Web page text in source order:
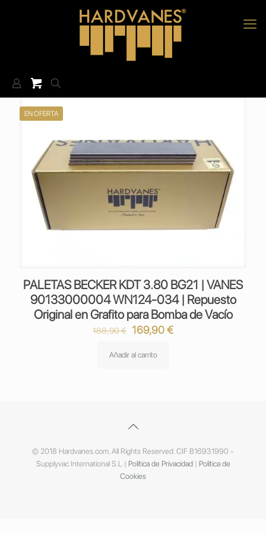
EN OFERTA
PALETAS BECKER KDT 3.80 BG21 | VANES
90133000004 WN124-034 | Repuesto
Original en Grafito para Bomba de Vacío
188,90€ El
original
169,90€El
Añadir al carrito
© 2018 Hardvanes.com. All Rights Reserved. CIF B16931990 -
Supplyvac International S.L | Política de Privacidad| Política de
Cookies